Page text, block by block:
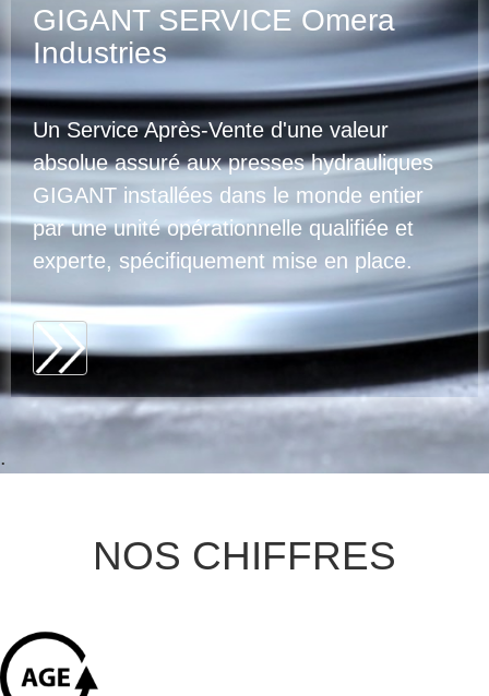
GIGANT SERVICE Omera
Industries
Un Service Après-Vente d'une valeur
absolue assuré aux presses hydrauliques
GIGANT installées dans le monde entier
par une unité opérationnelle qualifiée et
experte, spécifiquement mise en place.
.
NOS CHIFFRES